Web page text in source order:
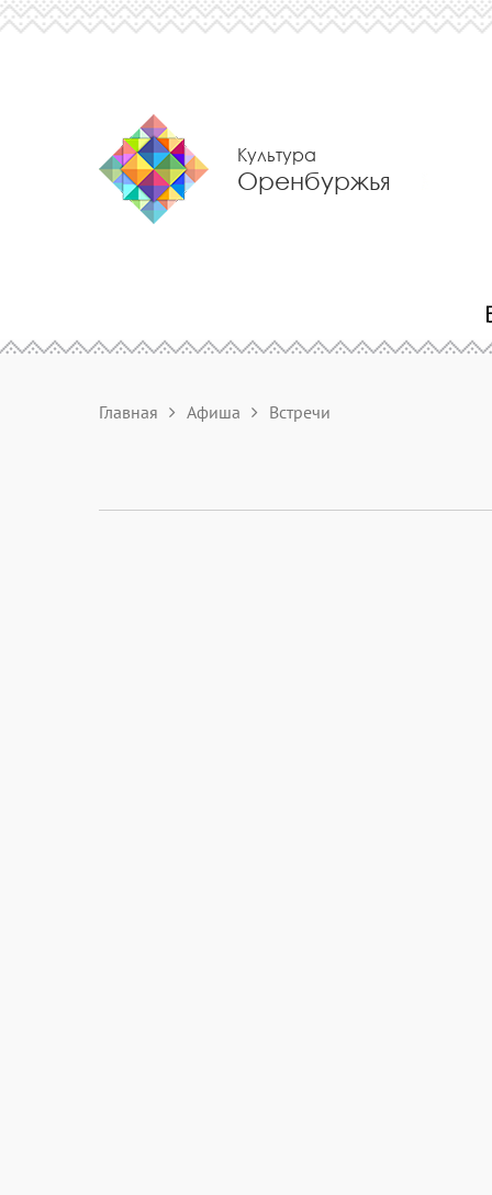
Культура
Оренбуржья
Главная Афиша Встречи